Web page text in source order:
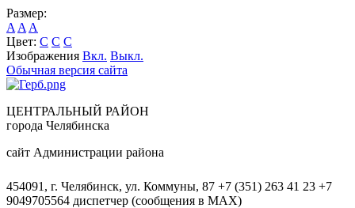
Размер:
A A A
Цвет: C C C
Изображения Вкл. Выкл.
Обычная версия сайта
ЦЕНТРАЛЬНЫЙ РАЙОН
города Челябинска
сайт Администрации района
454091, г. Челябинск, ул. Коммуны, 87 +7 (351) 263 41 23 +7
9049705564 диспетчер (сообщения в MAX)